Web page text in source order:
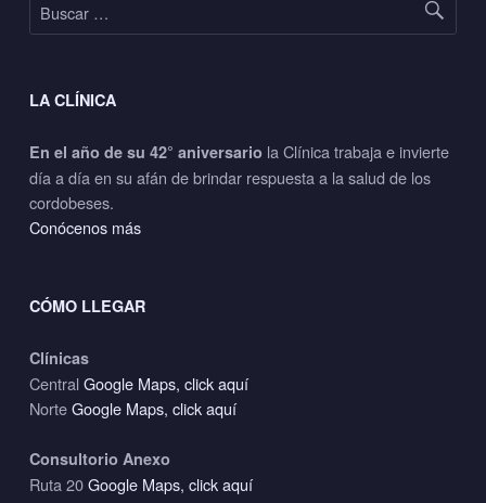
LA CLÍNICA
En el año de su 42° aniversario la Clínica trabaja e invierte
día a día en su afán de brindar respuesta a la salud de los
cordobeses.
Conócenos más
CÓMO LLEGAR
Clínicas
CentralGoogle Maps, click aquí
NorteGoogle Maps, click aquí
Consultorio Anexo
Ruta 20Google Maps, click aquí